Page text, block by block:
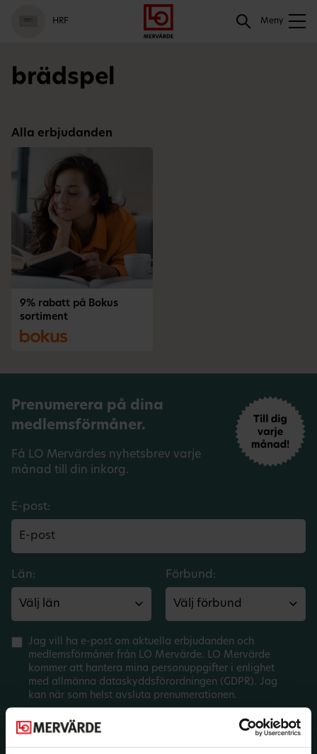
Gå
till
meny
Logga
in
Hoppa
till
innehåll
HRF Meny
Sök
brädspel
Alla erbjudanden
9% rabatt på Bokus
sortiment
Prenumerera på dina
medlemsförmåner.
Få LO Mervärdes nyhetsbrev varje
månad till din inkorg.
E-post:
Län: Förbund:
Jag vill ha e-post om aktuella erbjudanden och
medlemsförmåner från LO Mervärde. LO Mervärde
kommer att hantera mina personuppgifter i enlighet
med allmänna dataskyddsförordningen (GDPR). Jag
kan när som helst avsluta prenumerationen.